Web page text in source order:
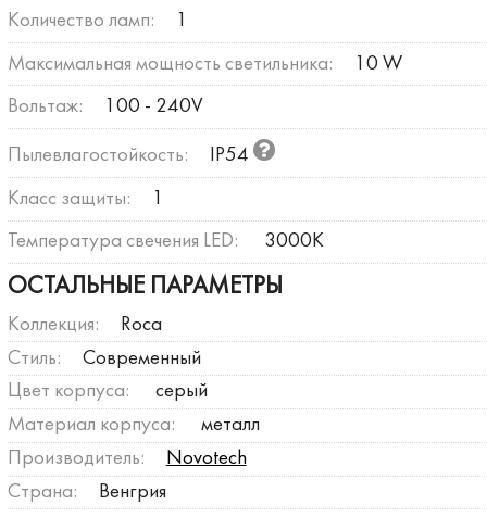
Количество ламп: 1
Максимальная мощность светильника: 10 W
Вольтаж: 100 - 240V
Пылевлагостойкость: IP54
Класс защиты: 1
Температура свечения LED: 3000К
ОСТАЛЬНЫЕ ПАРАМЕТРЫ
Коллекция:
Roca
Стиль:
Современный
Цвет корпуса:
серый
Материал корпуса:
металл
Производитель:
Novotech
Страна:
Венгрия